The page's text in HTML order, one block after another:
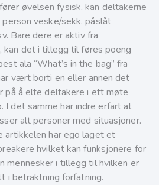
øvelsen fysisk, kan deltakerne
veske/sekk, påslåt
Bare dere er aktiv fra
kan det i tillegg til føres poeng
ala “What’s in the bag” fra
vært borti en eller annen det
på å elte deltakere i ett møte
I det samme har indre erfart at
alt personer med situasjoner.
artikkelen har ego laget et
hvilket kan funksjonere for
mennesker i tillegg til hvilken er
i betraktning forfatning.